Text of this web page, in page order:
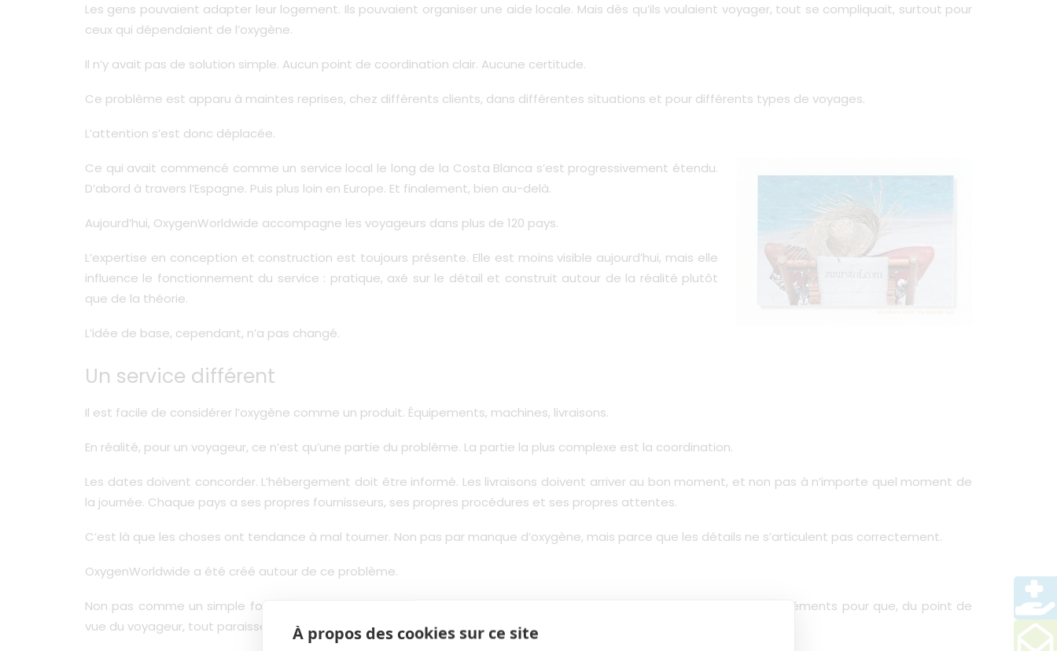
Les gens pouvaient adapter leur logement. Ils pouvaient organiser une aide locale. Mais dès qu’ils voulaient voyager, tout se compliquait, surtout pour
ceux qui dépendaient de l’oxygène.
Il n’y avait pas de solution simple. Aucun point de coordination clair. Aucune certitude.
Ce problème est apparu à maintes reprises, chez différents clients, dans différentes situations et pour différents types de voyages.
L’attention s’est donc déplacée.
Ce qui avait commencé comme un service local le long de la Costa Blanca s’est progressivement étendu.
D’abord à travers l’Espagne. Puis plus loin en Europe. Et finalement, bien au-delà.
Aujourd’hui, OxygenWorldwide accompagne les voyageurs dans plus de 120 pays.
L’expertise en conception et construction est toujours présente. Elle est moins visible aujourd’hui, mais elle
influence le fonctionnement du service : pratique, axé sur le détail et construit autour de la réalité plutôt
que de la théorie.
L’idée de base, cependant, n’a pas changé.
Un service différent
Il est facile de considérer l’oxygène comme un produit. Équipements, machines, livraisons.
En réalité, pour un voyageur, ce n’est qu’une partie du problème. La partie la plus complexe est la coordination.
Les dates doivent concorder. L’hébergement doit être informé. Les livraisons doivent arriver au bon moment, et non pas à n’importe quel moment de
la journée. Chaque pays a ses propres fournisseurs, ses propres procédures et ses propres attentes.
C’est là que les choses ont tendance à mal tourner. Non pas par manque d’oxygène, mais parce que les détails ne s’articulent pas correctement.
OxygenWorldwide a été créé autour de ce problème.
Non pas comme un simple fournisseur, mais comme un service de coordination. Une façon de rassembler tous ces éléments pour que, du point de
vue du voyageur, tout paraisse simple.À propos des cookies sur ce site